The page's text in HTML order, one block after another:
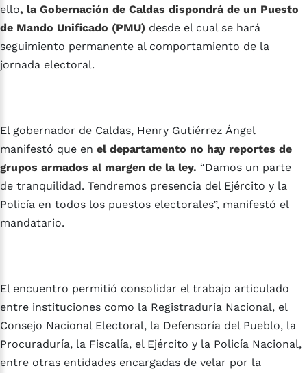
ello, la Gobernación de Caldas dispondrá de un Puesto
de Mando Unificado (PMU) desde el cual se hará
seguimiento permanente al comportamiento de la
jornada electoral.
El gobernador de Caldas, Henry Gutiérrez Ángel
manifestó que en el departamento no hay reportes de
grupos armados al margen de la ley. “Damos un parte
de tranquilidad. Tendremos presencia del Ejército y la
Policía en todos los puestos electorales”, manifestó el
mandatario.
El encuentro permitió consolidar el trabajo articulado
entre instituciones como la Registraduría Nacional, el
Consejo Nacional Electoral, la Defensoría del Pueblo, la
Procuraduría, la Fiscalía, el Ejército y la Policía Nacional,
entre otras entidades encargadas de velar por la